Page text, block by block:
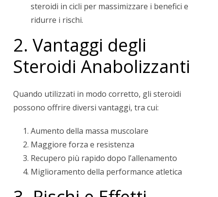
steroidi in cicli per massimizzare i benefici e
ridurre i rischi.
2. Vantaggi degli
Steroidi Anabolizzanti
Quando utilizzati in modo corretto, gli steroidi
possono offrire diversi vantaggi, tra cui:
Aumento della massa muscolare
Maggiore forza e resistenza
Recupero più rapido dopo l’allenamento
Miglioramento della performance atletica